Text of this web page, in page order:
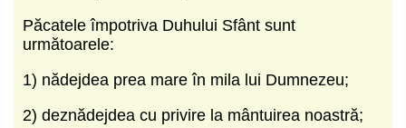
Păcatele împotriva Duhului Sfânt sunt
următoarele:
1) nădejdea prea mare în mila lui Dumnezeu;
2) deznădejdea cu privire la mântuirea noastră;